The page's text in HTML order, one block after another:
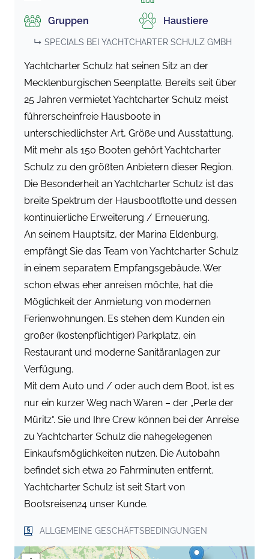
Gruppen Haustiere
↳ SPECIALS BEI YACHTCHARTER SCHULZ GMBH
Yachtcharter Schulz hat seinen Sitz an der
Mecklenburgischen Seenplatte. Bereits seit über
25 Jahren vermietet Yachtcharter Schulz meist
führerscheinfreie Hausboote in
unterschiedlichster Art, Größe und Ausstattung.
Mit mehr als 150 Booten gehört Yachtcharter
Schulz zu den größten Anbietern dieser Region.
Die Besonderheit an Yachtcharter Schulz ist das
breite Spektrum der Hausbootflotte und dessen
kontinuierliche Erweiterung / Erneuerung.
An seinem Hauptsitz, der Marina Eldenburg,
empfängt Sie das Team von Yachtcharter Schulz
in einem separatem Empfangsgebäude. Wer
schon etwas eher anreisen möchte, hat die
Möglichkeit der Anmietung von modernen
Ferienwohnungen. Es stehen dem Kunden ein
großer (kostenpflichtiger) Parkplatz, ein
Restaurant und moderne Sanitäranlagen zur
Verfügung.
Mit dem Auto und / oder auch dem Boot, ist es
nur ein kurzer Weg nach Waren – der „Perle der
Müritz“. Sie und Ihre Crew können bei der Anreise
zu Yachtcharter Schulz die nahegelegenen
Einkaufsmöglichkeiten nutzen. Die Autobahn
befindet sich etwa 20 Fahrminuten entfernt.
Yachtcharter Schulz ist seit Start von
Bootsreisen24 unser Kunde.
ALLGEMEINE GESCHÄFTSBEDINGUNGEN